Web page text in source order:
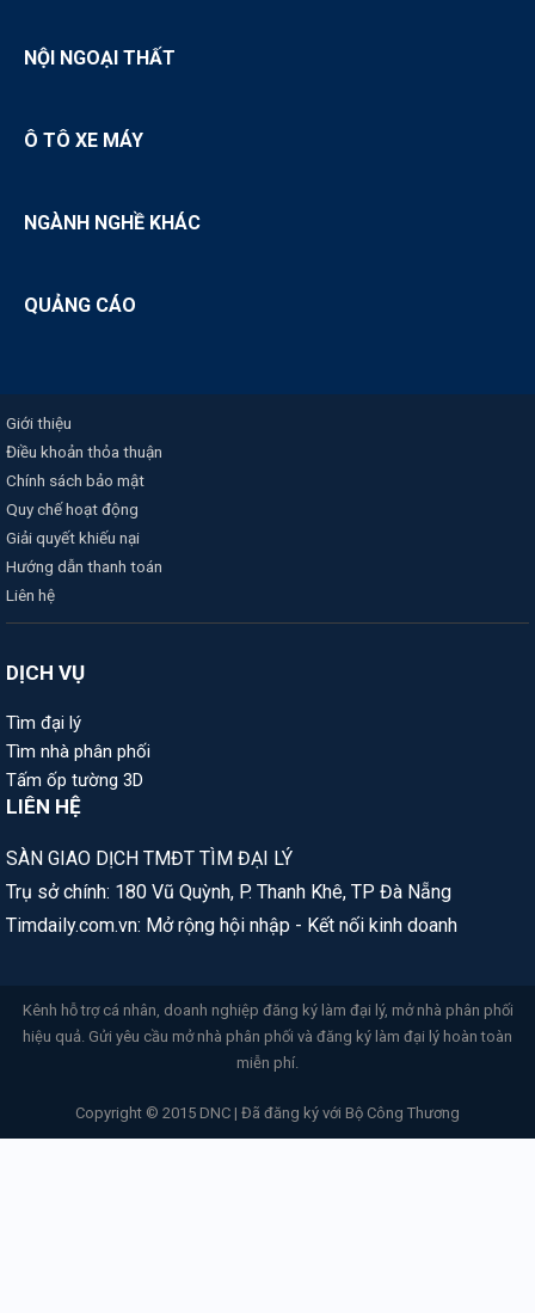
NỘI NGOẠI THẤT
Ô TÔ XE MÁY
NGÀNH NGHỀ KHÁC
QUẢNG CÁO
Giới thiệu
Điều khoản thỏa thuận
Chính sách bảo mật
Quy chế hoạt động
Giải quyết khiếu nại
Hướng dẫn thanh toán
Liên hệ
DỊCH VỤ
Tìm đại lý
Tìm nhà phân phối
Tấm ốp tường 3D
LIÊN HỆ
SÀN GIAO DỊCH TMĐT TÌM ĐẠI LÝ
Trụ sở chính: 180 Vũ Quỳnh, P. Thanh Khê, TP Đà Nẵng
Timdaily.com.vn: Mở rộng hội nhập - Kết nối kinh doanh
Kênh hỗ trợ cá nhân, doanh nghiệp đăng ký làm đại lý, mở nhà phân phối
hiệu quả. Gửi yêu cầu mở nhà phân phối và đăng ký làm đại lý hoàn toàn
miễn phí.
Copyright © 2015 DNC | Đã đăng ký với Bộ Công Thương